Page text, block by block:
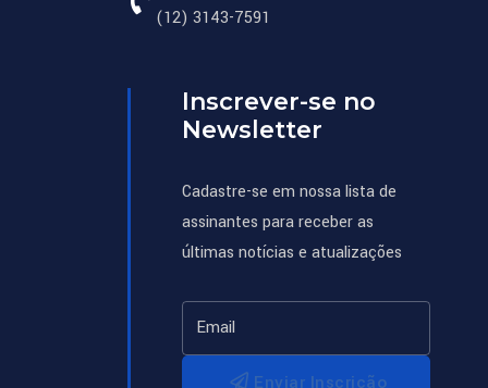
(12) 3143-7591
Inscrever-se no
Newsletter
Cadastre-se em nossa lista de
assinantes para receber as
últimas notícias e atualizações
Enviar Inscrição